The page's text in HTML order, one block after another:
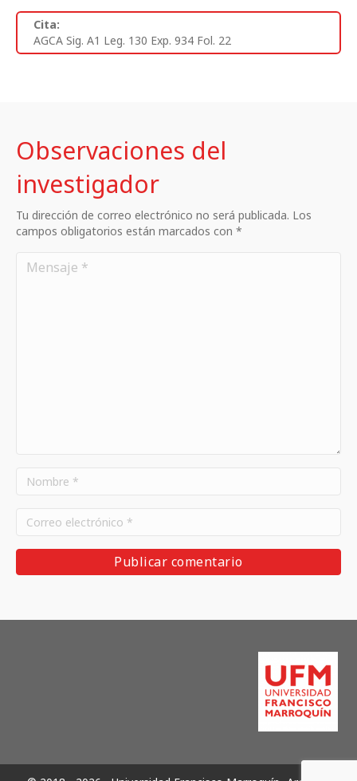
Cita:
AGCA Sig. A1 Leg. 130 Exp. 934 Fol. 22
Observaciones del
investigador
Tu dirección de correo electrónico no será publicada. Los
campos obligatorios están marcados con *